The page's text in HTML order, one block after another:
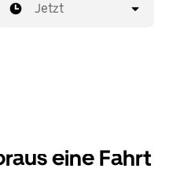
Jetzt
eine Fahrt